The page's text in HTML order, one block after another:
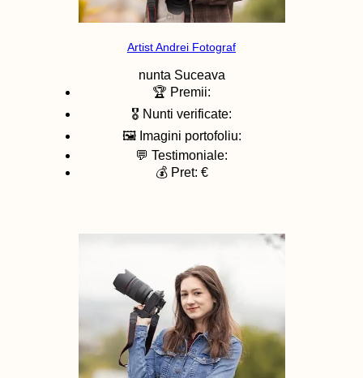
Artist Andrei Fotograf
nunta Suceava
🏆 Premii:
🎖️ Nunti verificate:
🖼️ Imagini portofoliu:
💬 Testimoniale:
💰 Pret: €